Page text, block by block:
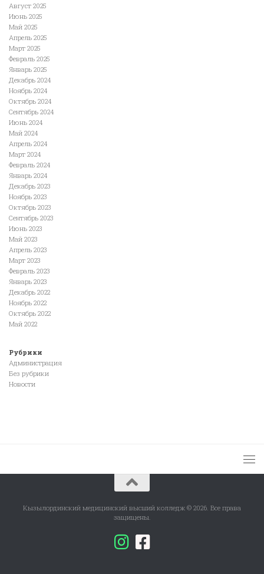
Август 2025
Июнь 2025
Май 2025
Апрель 2025
Март 2025
Февраль 2025
Январь 2025
Декабрь 2024
Ноябрь 2024
Октябрь 2024
Сентябрь 2024
Июнь 2024
Май 2024
Апрель 2024
Март 2024
Февраль 2024
Январь 2024
Декабрь 2023
Ноябрь 2023
Октябрь 2023
Сентябрь 2023
Июнь 2023
Май 2023
Апрель 2023
Март 2023
Февраль 2023
Январь 2023
Декабрь 2022
Ноябрь 2022
Октябрь 2022
Май 2022
Рубрики
Администрация
Без рубрики
Новости
Кызылординский медицинский высший колледж © 2026. Все права
защищены.